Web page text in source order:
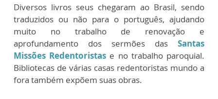
Diversos livros seus chegaram ao Brasil, sendo
traduzidos ou não para o português, ajudando
muito no trabalho de renovação e
aprofundamento dos sermões das Santas
Missões Redentoristas e no trabalho paroquial.
Bibliotecas de várias casas redentoristas mundo a
fora também expõem suas obras.